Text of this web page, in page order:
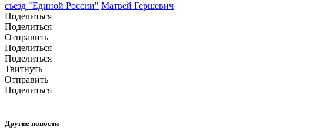
съезд "Единой России" Матвей Гершевич
Поделиться
Поделиться
Отправить
Поделиться
Поделиться
Твитнуть
Отправить
Поделиться
Другие новости